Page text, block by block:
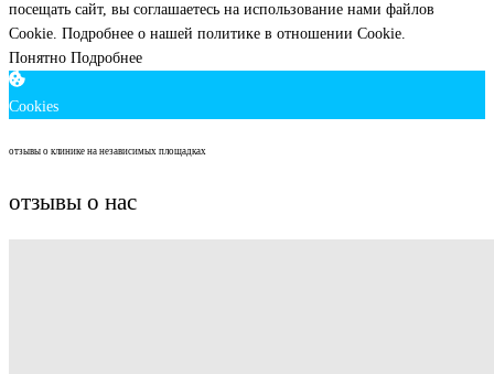
посещать сайт, вы соглашаетесь на использование нами файлов
Cookie. Подробнее о нашей политике в отношении Cookie.
Понятно Подробнее
Cookies
отзывы о клинике на независимых площадках
отзывы о нас